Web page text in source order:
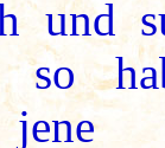
und
so